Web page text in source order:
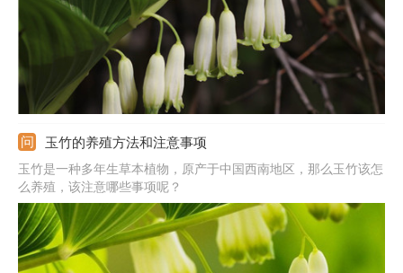
玉竹的养殖方法和注意事项
玉竹是一种多年生草本植物，原产于中国西南地区，那么玉竹该怎
么养殖，该注意哪些事项呢？